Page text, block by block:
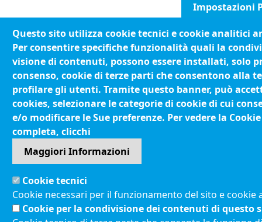
Impostazioni
Questo sito utilizza cookie tecnici e cookie analitici
Per consentire specifiche funzionalità quali la
visione di contenuti, possono essere installati, solo
consenso, cookie di terze parti che consentono alla
profilare gli utenti. Tramite questo banner, può
cookies, selezionare le categorie di cookie di cui
e/o modificare le Sue preferenze. Per vedere la
completa, clicchi
Maggiori Informazioni
Cookie tecnici
Cookie necessari per il funzionamento del sito e cookie
Cookie per la condivisione dei contenuti di